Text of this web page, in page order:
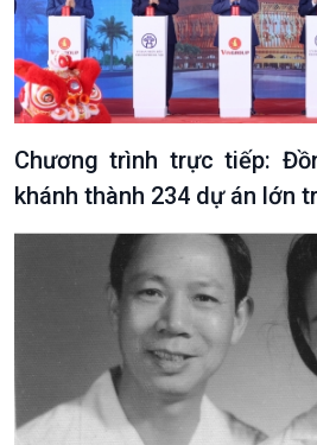
Tin Văn hoá & Du lịch
Chát với người nổi tiếng
Câu chuyện Thể thao
Ảnh
E-
Chương trình trực tiếp:
khánh thành 234 dự án lớn